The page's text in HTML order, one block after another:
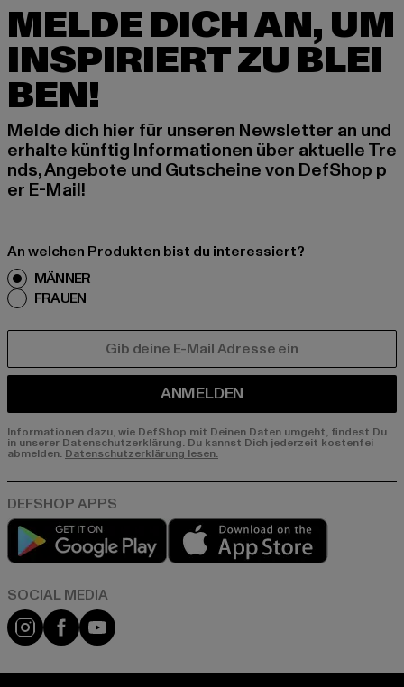
MELDE DICH AN, UM
INSPIRIERT ZU BLEI
BEN!
Melde dich hier für unseren Newsletter an und
erhalte künftig Informationen über aktuelle Tre
nds, Angebote und Gutscheine von DefShop p
er E-Mail!
An welchen Produkten bist du interessiert?
MÄNNER
FRAUEN
ANMELDEN
Informationen dazu, wie DefShop mit Deinen Daten umgeht, findest Du
in unserer Datenschutzerklärung. Du kannst Dich jederzeit kostenfei
abmelden. Datenschutzerklärung lesen.
Play market
Instagram
FacebookYouTube